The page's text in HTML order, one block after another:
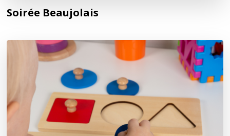
Soirée Beaujolais